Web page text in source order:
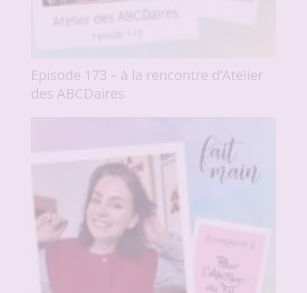
Episode 173 – à la rencontre d’Atelier
des ABCDaires